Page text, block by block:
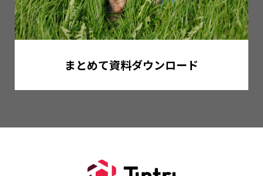
まとめて資料ダウンロード